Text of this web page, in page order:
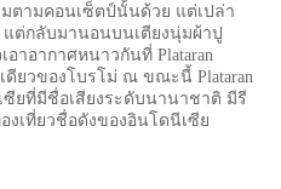
ตามคอนเซ็ตป์นั้นด้วย แต่เปล่า
ต่กลับมานอนบนเตียงนุ่มผ้าปู
าอากาศหนาวกันที่ Plataran
ดียวของโบรโม่ ณ ขณะนี้ Plataran
ยที่มีชื่อเสียงระดับนานาชาติ มีรี
เที่ยวชื่อดังของอินโดนีเซีย